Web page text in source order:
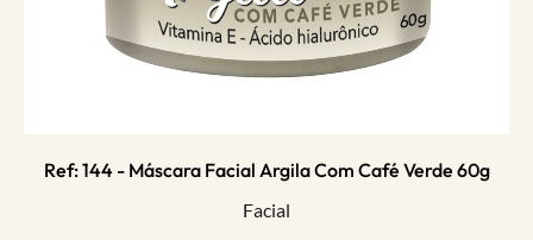
Ref: 144 - Máscara Facial Argila Com Café Verde 60g
Facial